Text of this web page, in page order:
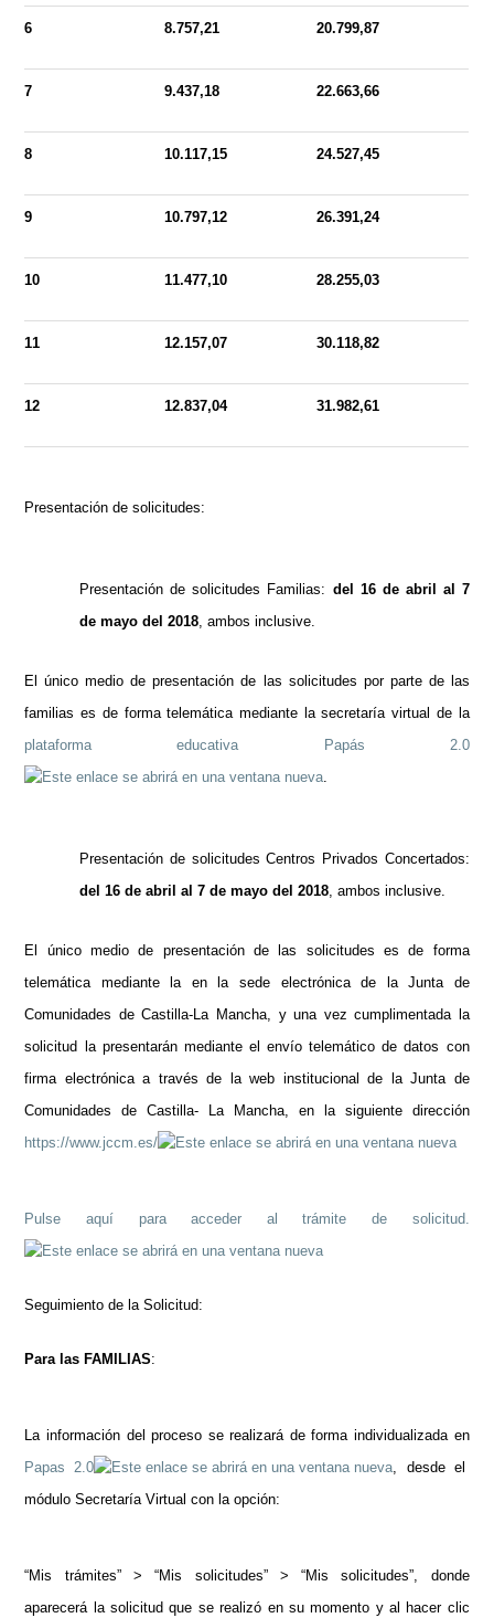
6 8.757,21 20.799,87
7 9.437,18 22.663,66
8 10.117,15 24.527,45
9 10.797,12 26.391,24
10 11.477,10 28.255,03
11 12.157,07 30.118,82
12 12.837,04 31.982,61
Presentación de solicitudes:
Presentación de solicitudes Familias: del 16 de abril al 7
de mayo del 2018 , ambos inclusive.
El único medio de presentación de las solicitudes por parte de las
familias es de forma telemática mediante la secretaría virtual de la
plataforma educativa Papás 2.0
Presentación de solicitudes Centros Privados Concertados:
del 16 de abril al 7 de mayo del 2018 , ambos inclusive.
El único medio de presentación de las solicitudes es de forma
telemática mediante la en la sede electrónica de la Junta de
Comunidades de Castilla-La Mancha, y una vez cumplimentada la
solicitud la presentarán mediante el envío telemático de datos con
firma electrónica a través de la web institucional de la Junta de
Comunidades de Castilla- La Mancha, en la siguiente dirección
https://www.jccm.es/
Pulse aquí para acceder al trámite de solicitud.
Seguimiento de la Solicitud:
Para las FAMILIAS:
La información del proceso se realizará de forma individualizada en
Papas 2.0
, desde el
módulo Secretaría Virtual con la opción:
“Mis trámites” > “Mis solicitudes” > “Mis solicitudes”, donde
aparecerá la solicitud que se realizó en su momento y al hacer clic